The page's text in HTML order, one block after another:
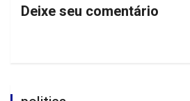
Deixe seu comentário